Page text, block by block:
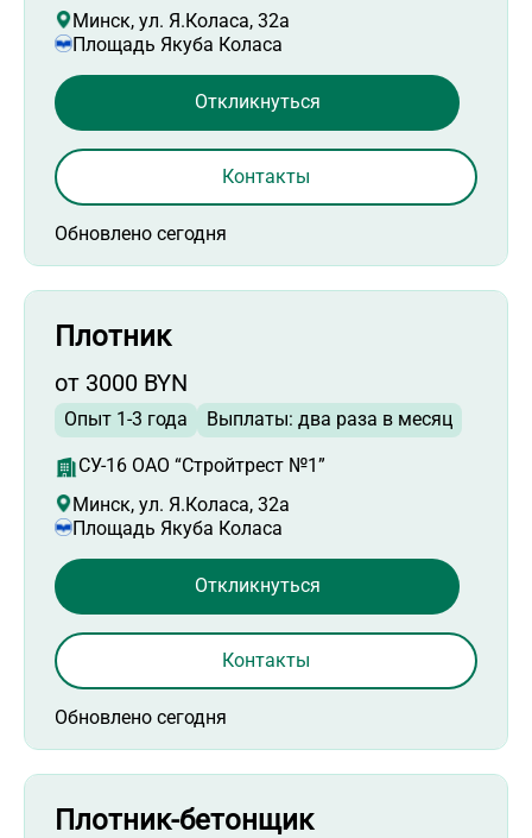
Минск, ул. Я.Коласа, 32а
Площадь Якуба Коласа
Обновлено сегодня
Откликнуться
Контакты
Плотник
от 3000 BYN
Опыт 1-3 года Выплаты: два раза в месяц
СУ-16 ОАО “Стройтрест №1”
Минск, ул. Я.Коласа, 32а
Площадь Якуба Коласа
Обновлено сегодня
Откликнуться
Контакты
Плотник-бетонщик